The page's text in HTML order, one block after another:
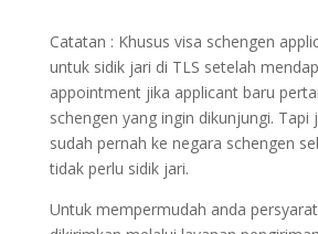
Catatan : Khusus visa schengen
untuk sidik jari di TLS setelah
appointment jika applicant baru
schengen yang ingin dikunjungi. Tapi
sudah pernah ke negara schengen
tidak perlu sidik jari.
Untuk mempermudah anda